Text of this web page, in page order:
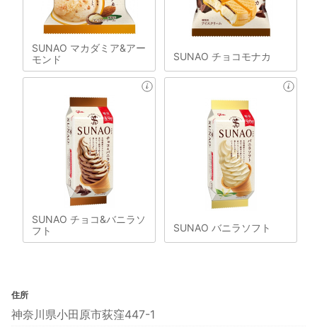
SUNAO マカダミア&アー
モンド
SUNAO チョコモナカ
SUNAO チョコ&バニラソ
フト
SUNAO バニラソフト
住所
神奈川県小田原市荻窪447-1